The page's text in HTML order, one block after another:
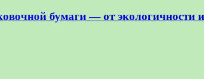
бумаги — от экологичности